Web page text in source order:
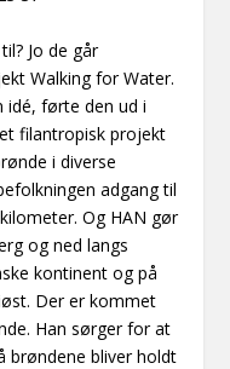
Jo de går
Walking for Water.
idé, førte den ud i
filantropisk projekt
i diverse
adgang til
Og HAN gør
og ned langs
kontinent og på
Der er kommet
Han sørger for at
brøndene bliver holdt